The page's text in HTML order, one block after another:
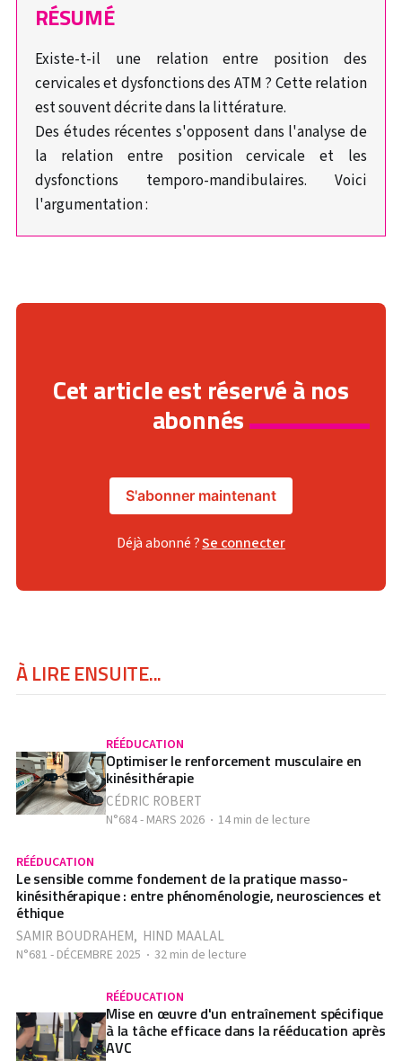
RÉSUMÉ
Existe-t-il une relation entre position des
cervicales et dysfonctions des ATM ? Cette relation
est souvent décrite dans la littérature.
Des études récentes s'opposent dans l'analyse de
la relation entre position cervicale et les
dysfonctions temporo-mandibulaires. Voici
l'argumentation :
Cet article est réservé à nos
abonnés
S'abonner maintenant
Déjà abonné ?Se connecter
À LIRE ENSUITE...
RÉÉDUCATION
Optimiser le renforcement musculaire en
kinésithérapie
CÉDRIC ROBERT
N°684 - MARS 2026 14 min de lecture
RÉÉDUCATION
Le sensible comme fondement de la pratique masso-
kinésithérapique : entre phénoménologie, neurosciences et
éthique
SAMIR BOUDRAHEM, HIND MAALAL
N°681 - DÉCEMBRE 2025 32 min de lecture
RÉÉDUCATION
Mise en œuvre d'un entraînement spécifique
à la tâche efficace dans la rééducation après
AVC